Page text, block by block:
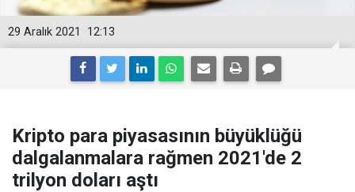
12:13
29 Aralık 2021
Kripto para piyasasının büyüklüğü
dalgalanmalara rağmen 2021'de 2
trilyon doları aştı